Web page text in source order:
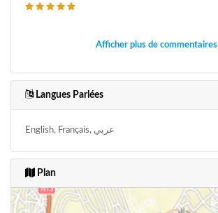
Afficher plus de commentaires
Langues Parlées
English, Français, عربي
Plan